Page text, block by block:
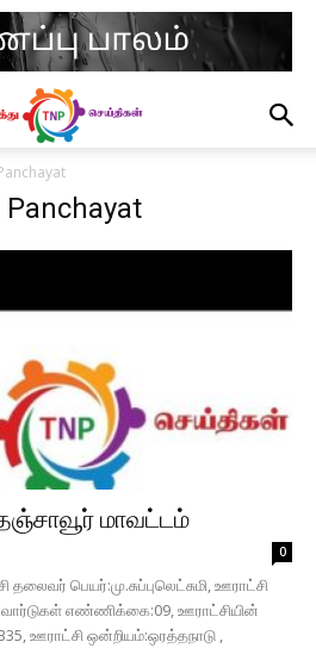
மாவட்டம்
0
தலைவர் பெயர்:மு.சுப்புலெட்சுமி, ஊராட்சி
எண்ணிக்கை:09, ஊராட்சியின்
ஊராட்சி ஒன்றியம்:ஒரத்தநாடு ,